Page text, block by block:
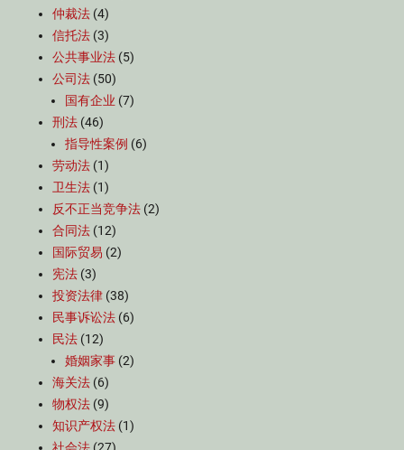
仲裁法 (4)
信托法 (3)
公共事业法 (5)
公司法 (50)
国有企业 (7)
刑法 (46)
指导性案例 (6)
劳动法 (1)
卫生法 (1)
反不正当竞争法 (2)
合同法 (12)
国际贸易 (2)
宪法 (3)
投资法律 (38)
民事诉讼法 (6)
民法 (12)
婚姻家事 (2)
海关法 (6)
物权法 (9)
知识产权法 (1)